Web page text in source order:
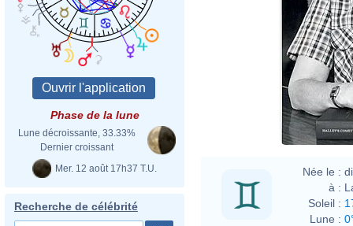
Phase de la lune
Lune décroissante, 33.33%
Dernier croissant
Mer. 12 août 17h37 T.U.
Recherche de célébrité
Née le :
à :
Soleil :
Lune :